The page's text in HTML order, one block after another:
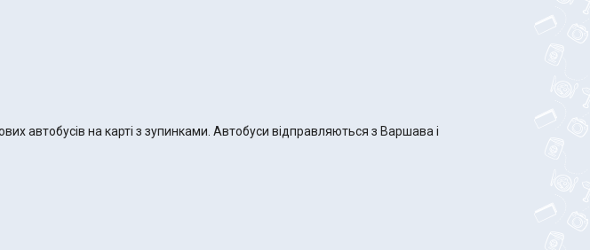
автобусів на карті з зупинками. Автобуси відправляються з Варшава і